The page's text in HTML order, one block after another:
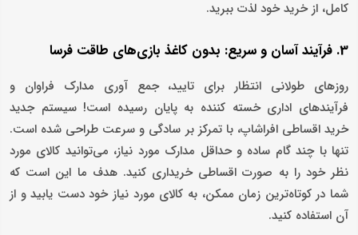
کامل، از خرید خود لذت ببرید.
3. فرآیند آسان و سریع: بدون کاغذ بازی‌های طاقت ‌فرسا
روزهای طولانی انتظار برای تایید، جمع‌ آوری مدارک فراوان و
فرآیندهای اداری خسته‌ کننده به پایان رسیده است! سیستم جدید
خرید اقساطی افراشاپ، با تمرکز بر سادگی و سرعت طراحی شده است.
تنها با چند گام ساده و حداقل مدارک مورد نیاز، می‌توانید کالای مورد
نظر خود را به صورت اقساطی خریداری کنید. هدف ما این است که
شما در کوتاه‌ترین زمان ممکن، به کالای مورد نیاز خود دست یابید و از
آن استفاده کنید.